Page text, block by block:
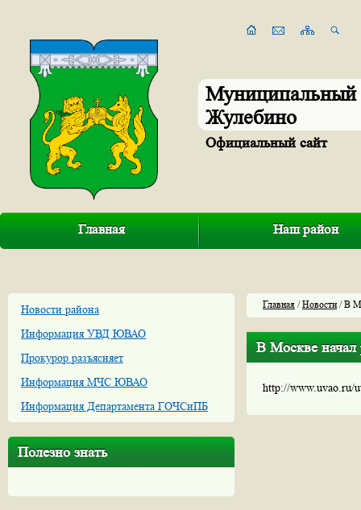
Муниципальный
Жулебино
Официальный сайт
Главная Наш район
Новости района
Информация УВД ЮВАО
Прокурор разъясняет
Информация МЧС ЮВАО
Информация Департамента ГОЧСиПБ
Полезно знать
Главная /Новости/ В
В Москве начал
http://www.uvao.ru/